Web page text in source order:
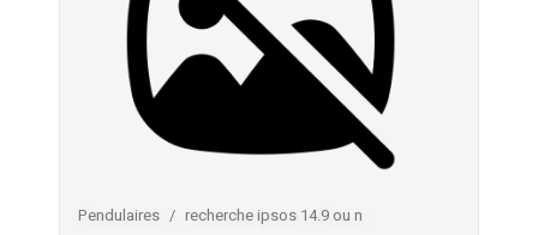
Pendulaires recherche ipsos 14.9 ou n